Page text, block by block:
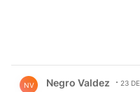
NV Negro Valdez 23